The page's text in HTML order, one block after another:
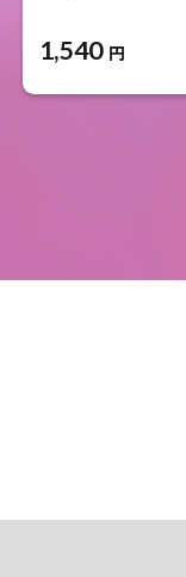
1,540 円